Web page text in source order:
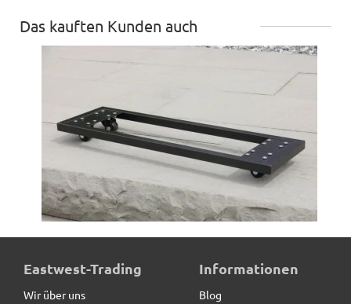
Das kauften Kunden auch
ultrastarke Pflanzenroller für Pflanztröge, schwarz
Eastwest-Trading
Wir über uns
Informationen
Blog